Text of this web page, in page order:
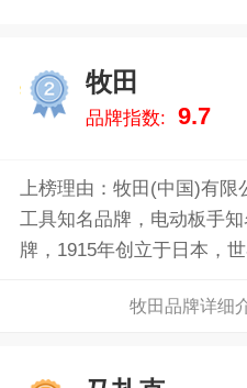
牧田
品牌指数: 9.7
上榜理由：牧田(中国)有
工具知名品牌，电动板手
牌，1915年创立于日本，
牧田品牌详细